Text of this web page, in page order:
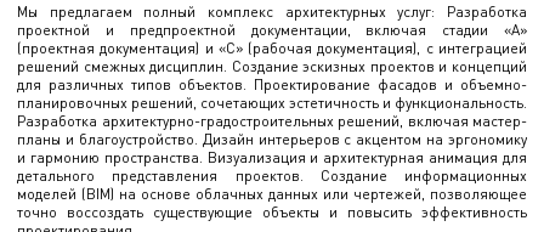
Мы предлагаем полный комплекс архитектурных услуг: Разработка
проектной и предпроектной документации, включая стадии «А»
(проектная документация) и «С» (рабочая документация), с интеграцией
решений смежных дисциплин. Создание эскизных проектов и концепций
для различных типов объектов. Проектирование фасадов и объемно-
планировочных решений, сочетающих эстетичность и функциональность.
Разработка архитектурно-градостроительных решений, включая мастер-
планы и благоустройство. Дизайн интерьеров с акцентом на эргономику
и гармонию пространства. Визуализация и архитектурная анимация для
детального представления проектов. Создание информационных
моделей (BIM) на основе облачных данных или чертежей, позволяющее
точно воссоздать существующие объекты и повысить эффективность